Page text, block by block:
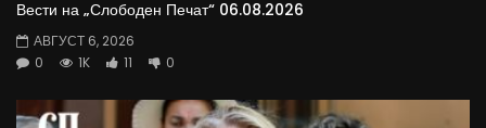
Вести на „Слободен Печат“ 06.08.2026
АВГУСТ 6, 2026
0
1K 11 0